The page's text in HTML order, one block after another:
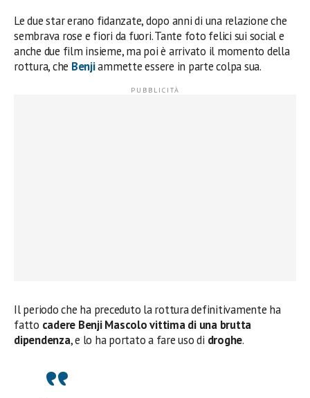
Le due star erano fidanzate, dopo anni di una relazione che
sembrava rose e fiori da fuori. Tante foto felici sui social e
anche due film insieme, ma poi è arrivato il momento della
rottura, che Benjiammette essere in parte colpa sua.
Il periodo che ha preceduto la rottura definitivamente ha
fatto cadere Benji Mascolo vittima di una brutta
dipendenza, e lo ha portato a fare uso di droghe.